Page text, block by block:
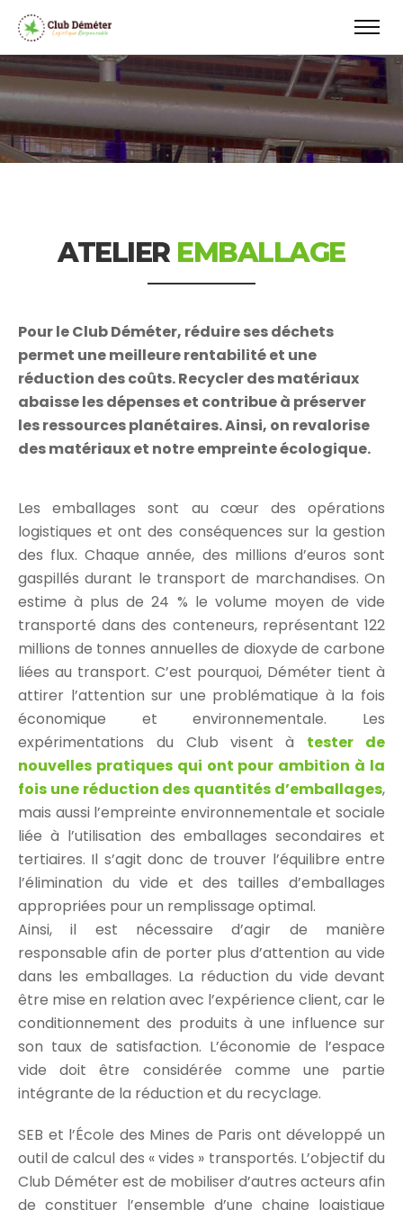
ATELIER EMBALLAGE
Pour le Club Déméter, réduire ses déchets
permet une meilleure rentabilité et une
réduction des coûts. Recycler des matériaux
abaisse les dépenses et contribue à préserver
les ressources planétaires. Ainsi, on revalorise
des matériaux et notre empreinte écologique.
Les emballages sont au cœur des opérations
logistiques et ont des conséquences sur la gestion
des flux. Chaque année, des millions d’euros sont
gaspillés durant le transport de marchandises. On
estime à plus de 24 % le volume moyen de vide
transporté dans des conteneurs, représentant 122
millions de tonnes annuelles de dioxyde de carbone
liées au transport. C’est pourquoi, Déméter tient à
attirer l’attention sur une problématique à la fois
économique et environnementale. Les
expérimentations du Club visent à tester de
nouvelles pratiques qui ont pour ambition à la
fois une réduction des quantités d’emballages,
mais aussi l’empreinte environnementale et sociale
liée à l’utilisation des emballages secondaires et
tertiaires. Il s’agit donc de trouver l’équilibre entre
l’élimination du vide et des tailles d’emballages
appropriées pour un remplissage optimal.
Ainsi, il est nécessaire d’agir de manière
responsable afin de porter plus d’attention au vide
dans les emballages. La réduction du vide devant
être mise en relation avec l’expérience client, car le
conditionnement des produits à une influence sur
son taux de satisfaction. L’économie de l’espace
vide doit être considérée comme une partie
intégrante de la réduction et du recyclage.
SEB et l’École des Mines de Paris ont développé un
outil de calcul des « vides » transportés. L’objectif du
Club Déméter est de mobiliser d’autres acteurs afin
de constituer l’ensemble d’une chaine logistique